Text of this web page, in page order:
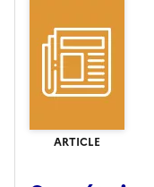
ARTICLE